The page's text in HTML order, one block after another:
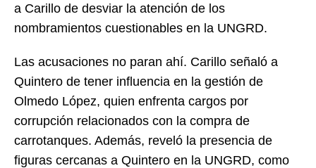
a Carillo de desviar la atención de los
nombramientos cuestionables en la UNGRD.
Las acusaciones no paran ahí. Carillo señaló a
Quintero de tener influencia en la gestión de
Olmedo López, quien enfrenta cargos por
corrupción relacionados con la compra de
carrotanques. Además, reveló la presencia de
figuras cercanas a Quintero en la UNGRD, como